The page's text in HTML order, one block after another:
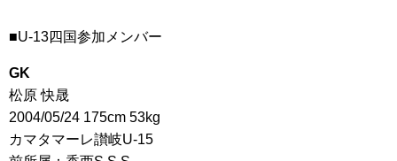
■U-13四国参加メンバー
GK
松原 快晟
2004/05/24 175cm 53kg
カマタマーレ讃岐U-15